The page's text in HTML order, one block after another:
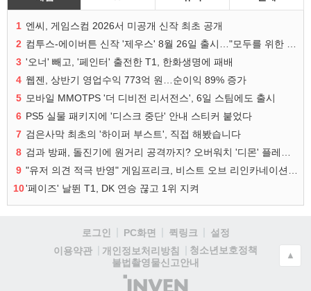
1 엔씨, 게임스컴 2026서 미공개 신작 최초 공개
2
3 '오너' 빼고, '페인터' 출전한 T1, 한화생명에 패배
4 웹젠, 상반기 영업수익 773억 원…순이익 89% 증가
5 모바일 MMOTPS '더 디비전 리서전스', 6일 스팀에도 출시
6 PS5 실물 패키지에 '디스크 중단' 안내 스티커 붙었다
7 검은사막 최초의 '하이퍼 부스트', 직접 해봤습니다
8
9
10'페이즈' 날뛴 T1, DK 연승 끊고 1위 지켜
로그인 PC화면 퀵링크
설정
이용약관
개인정보처리방침
청소년보호정책
불법촬영물신고안내
(주)
▲